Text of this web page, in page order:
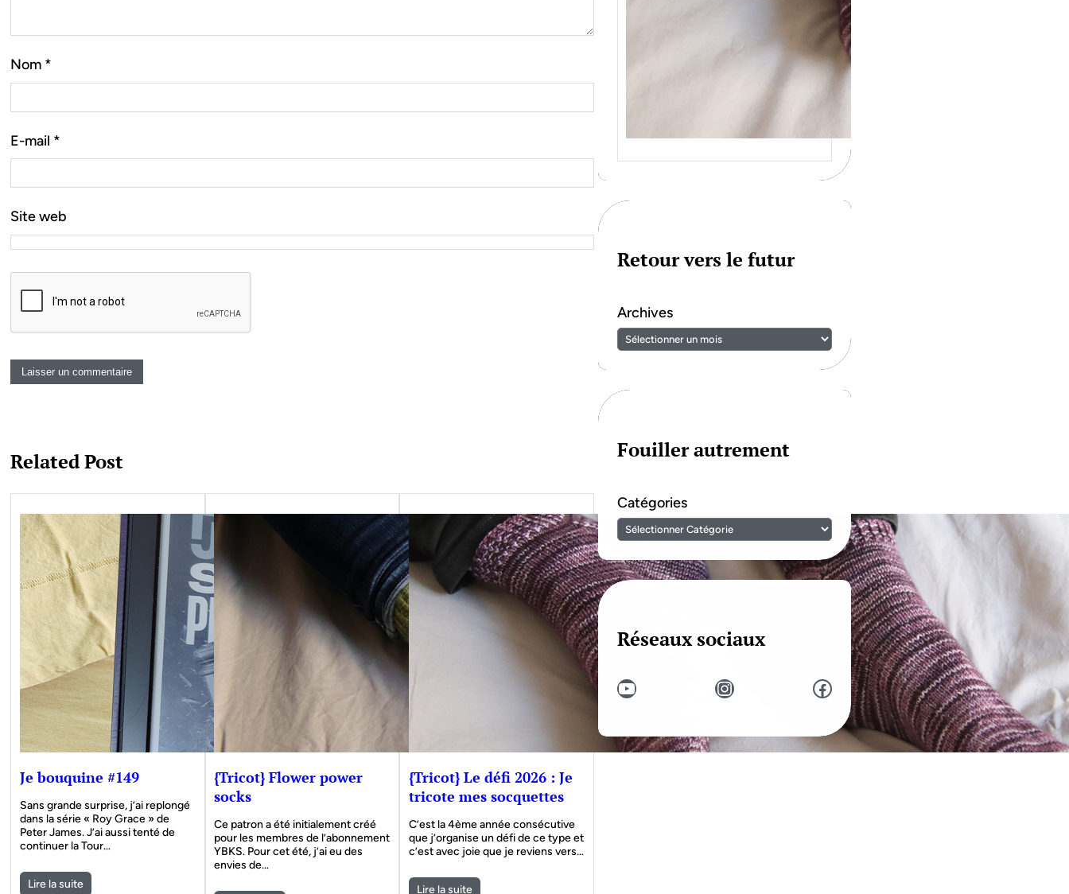
Nom *
E-mail *
Site web
Related Post
Je bouquine #149
Sans grande surprise, j’ai replongé
dans la série « Roy Grace » de
Peter James. J’ai aussi tenté de
continuer la Tour…
Lire la suite
{Tricot} Flower power
socks
Ce patron a été initialement créé
pour les membres de l’abonnement
YBKS. Pour cet été, j’ai eu des
envies de…
{Tricot} Le défi 2026 : Je
tricote mes socquettes
C’est la 4ème année consécutive
que j’organise un défi de ce type et
c’est avec joie que je reviens vers…
Lire la suite
Retour vers le futur
Archives
Fouiller autrement
Catégories
Réseaux sociaux
YouTube Instagram Facebook